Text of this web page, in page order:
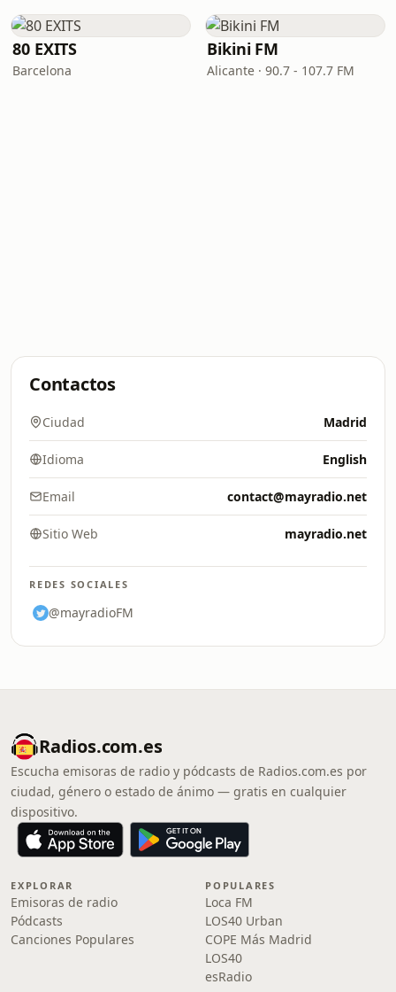
80 EXITS
Barcelona
Bikini FM
Alicante · 90.7 - 107.7 FM
Contactos
Ciudad Madrid
Idioma English
Email contact@mayradio.net
Sitio Web mayradio.net
REDES SOCIALES
@mayradioFM
Radios.com.es
Escucha emisoras de radio y pódcasts de Radios.com.es por
ciudad, género o estado de ánimo — gratis en cualquier
dispositivo.
EXPLORAR
Emisoras de radio
Pódcasts
Canciones Populares
POPULARES
Loca FM
LOS40 Urban
COPE Más Madrid
LOS40
esRadio